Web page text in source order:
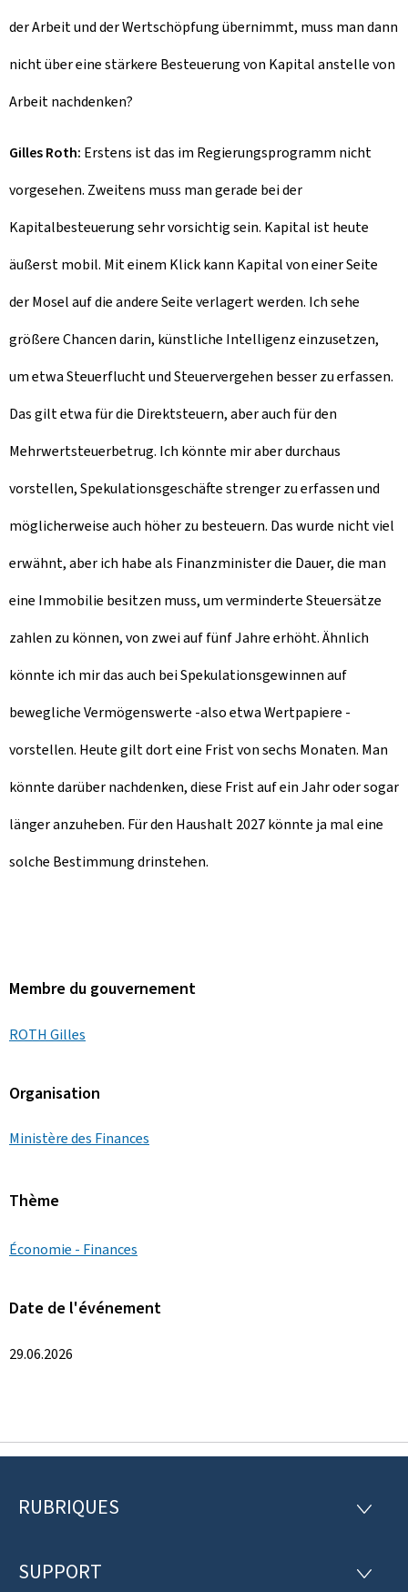
der Arbeit und der Wertschöpfung übernimmt, muss man dann
nicht über eine stärkere Besteuerung von Kapital anstelle von
Arbeit nachdenken?
Gilles Roth: Erstens ist das im Regierungsprogramm nicht
vorgesehen. Zweitens muss man gerade bei der
Kapitalbesteuerung sehr vorsichtig sein. Kapital ist heute
äußerst mobil. Mit einem Klick kann Kapital von einer Seite
der Mosel auf die andere Seite verlagert werden. Ich sehe
größere Chancen darin, künstliche Intelligenz einzusetzen,
um etwa Steuerflucht und Steuervergehen besser zu erfassen.
Das gilt etwa für die Direktsteuern, aber auch für den
Mehrwertsteuerbetrug. Ich könnte mir aber durchaus
vorstellen, Spekulationsgeschäfte strenger zu erfassen und
möglicherweise auch höher zu besteuern. Das wurde nicht viel
erwähnt, aber ich habe als Finanzminister die Dauer, die man
eine Immobilie besitzen muss, um verminderte Steuersätze
zahlen zu können, von zwei auf fünf Jahre erhöht. Ähnlich
könnte ich mir das auch bei Spekulationsgewinnen auf
bewegliche Vermögenswerte -also etwa Wertpapiere -
vorstellen. Heute gilt dort eine Frist von sechs Monaten. Man
könnte darüber nachdenken, diese Frist auf ein Jahr oder sogar
länger anzuheben. Für den Haushalt 2027 könnte ja mal eine
solche Bestimmung drinstehen.
Membre du gouvernement
ROTH Gilles
Organisation
Ministère des Finances
Thème
Économie - Finances
Date de l'événement
29.06.2026
P
e
RUBRIQUES
R
R
SUPPORT
S